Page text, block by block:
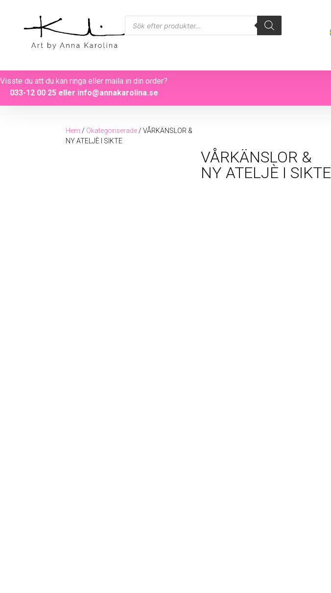
Visste du att du kan ringa eller maila in din order?
033-12 00 25eller info@annakarolina.se
Hem / Okategoriserade / VÅRKÄNSLOR &
NY ATELJÈ I SIKTE
VÅRKÄNSLOR &
NY ATELJÈ I SIKTE